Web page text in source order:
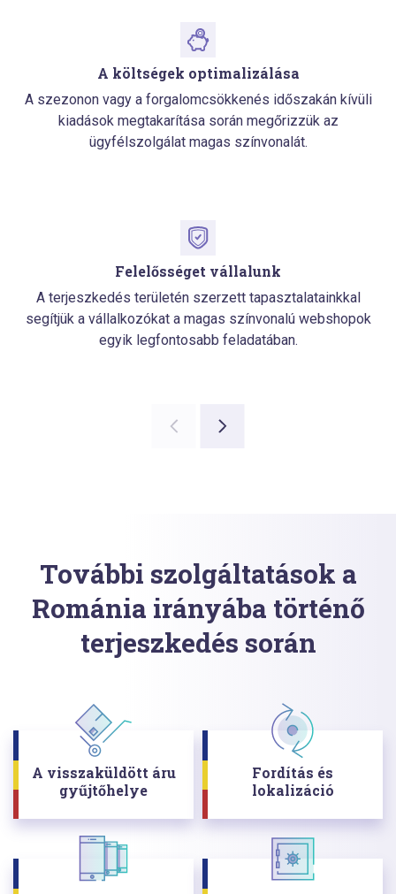
A költségek optimalizálása
A szezonon vagy a forgalomcsökkenés időszakán kívüli
kiadások megtakarítása során megőrizzük az
ügyfélszolgálat magas színvonalát.
Felelősséget vállalunk
A terjeszkedés területén szerzett tapasztalatainkkal
segítjük a vállalkozókat a magas színvonalú webshopok
egyik legfontosabb feladatában.
További szolgáltatások a
Románia irányába történő
terjeszkedés során
A visszaküldött áru
gyűjtőhelye
Fordítás és
lokalizáció